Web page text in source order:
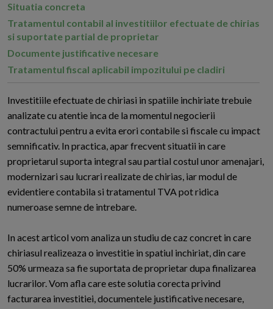
Situatia concreta
Tratamentul contabil al investitiilor efectuate de chirias
si suportate partial de proprietar
Documente justificative necesare
Tratamentul fiscal aplicabil impozitului pe cladiri
Investitiile efectuate de chiriasi in spatiile inchiriate trebuie
analizate cu atentie inca de la momentul negocierii
contractului pentru a evita erori contabile si fiscale cu impact
semnificativ. In practica, apar frecvent situatii in care
proprietarul suporta integral sau partial costul unor amenajari,
modernizari sau lucrari realizate de chirias, iar modul de
evidentiere contabila si tratamentul TVA pot ridica
numeroase semne de intrebare.
In acest articol vom analiza un studiu de caz concret in care
chiriasul realizeaza o investitie in spatiul inchiriat, din care
50% urmeaza sa fie suportata de proprietar dupa finalizarea
lucrarilor. Vom afla care este solutia corecta privind
facturarea investitiei, documentele justificative necesare,